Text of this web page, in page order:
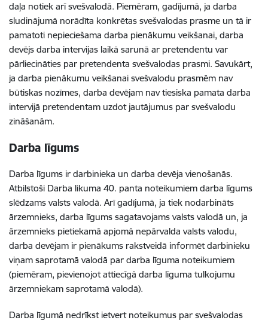
daļa notiek arī svešvalodā. Piemēram, gadījumā, ja darba
sludinājumā norādīta konkrētas svešvalodas prasme un tā ir
pamatoti nepieciešama darba pienākumu veikšanai, darba
devējs darba intervijas laikā sarunā ar pretendentu var
pārliecināties par pretendenta svešvalodas prasmi. Savukārt,
ja darba pienākumu veikšanai svešvalodu prasmēm nav
būtiskas nozīmes, darba devējam nav tiesiska pamata darba
intervijā pretendentam uzdot jautājumus par svešvalodu
zināšanām.
Darba līgums
Darba līgums ir darbinieka un darba devēja vienošanās.
Atbilstoši Darba likuma 40. panta noteikumiem darba līgums
slēdzams valsts valodā. Arī gadījumā, ja tiek nodarbināts
ārzemnieks, darba līgums sagatavojams valsts valodā un, ja
ārzemnieks pietiekamā apjomā nepārvalda valsts valodu,
darba devējam ir pienākums rakstveidā informēt darbinieku
viņam saprotamā valodā par darba līguma noteikumiem
(piemēram, pievienojotattiecīgā darba līguma tulkojumu
ārzemniekam saprotamā valodā).
Darba līgumā nedrīkst ietvert noteikumus par svešvalodas